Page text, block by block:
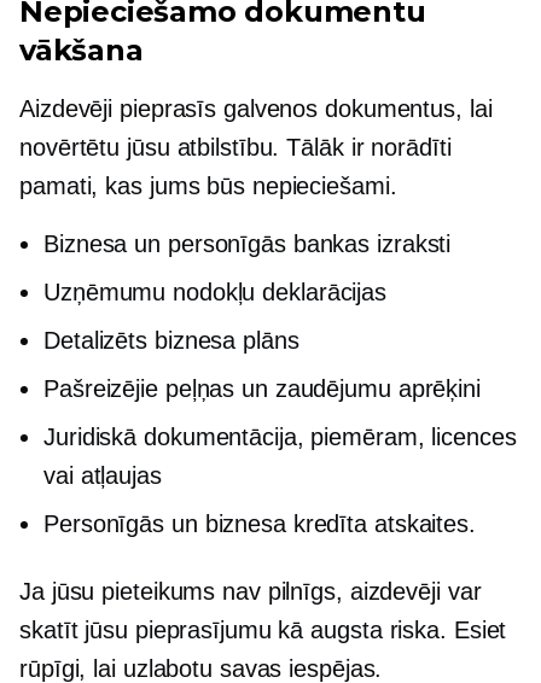
Nepieciešamo dokumentu
vākšana
Aizdevēji pieprasīs galvenos dokumentus, lai
novērtētu jūsu atbilstību. Tālāk ir norādīti
pamati, kas jums būs nepieciešami.
Biznesa un personīgās bankas izraksti
Uzņēmumu nodokļu deklarācijas
Detalizēts biznesa plāns
Pašreizējie peļņas un zaudējumu aprēķini
Juridiskā dokumentācija, piemēram, licences
vai atļaujas
Personīgās un biznesa kredīta atskaites.
Ja jūsu pieteikums nav pilnīgs, aizdevēji var
skatīt jūsu pieprasījumu kāaugsta riska. Esiet
rūpīgi, lai uzlabotu savas iespējas.